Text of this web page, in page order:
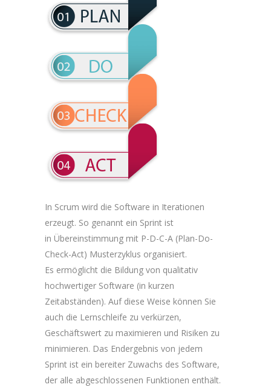
In Scrum wird die Software in Iterationen
erzeugt. So genannt ein Sprint ist
in Übereinstimmung mit P-D-C-A (Plan-Do-
Check-Act) Musterzyklus organisiert.
Es ermöglicht die Bildung von qualitativ
hochwertiger Software (in kurzen
Zeitabständen). Auf diese Weise können Sie
auch die Lernschleife zu verkürzen,
Geschäftswert zu maximieren und Risiken zu
minimieren. Das Endergebnis von jedem
Sprint ist ein bereiter Zuwachs des Software,
der alle abgeschlossenen Funktionen enthält.